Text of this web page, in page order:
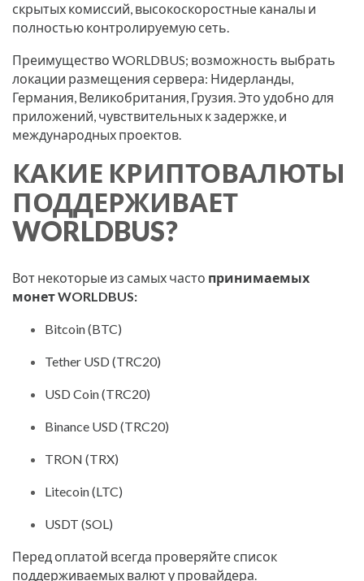
скрытых комиссий, высокоскоростные каналы и
полностью контролируемую сеть.
Преимущество WORLDBUS; возможность выбрать
локации размещения сервера: Нидерланды,
Германия, Великобритания, Грузия. Это удобно для
приложений, чувствительных к задержке, и
международных проектов.
КАКИЕ КРИПТОВАЛЮТЫ
ПОДДЕРЖИВАЕТ
WORLDBUS?
Вот некоторые из самых часто принимаемых
монет WORLDBUS:
Bitcoin (BTC)
Tether USD (TRC20)
USD Coin (TRC20)
Binance USD (TRC20)
TRON (TRX)
Litecoin (LTC)
USDT (SOL)
Перед оплатой всегда проверяйте список
поддерживаемых валют у провайдера.